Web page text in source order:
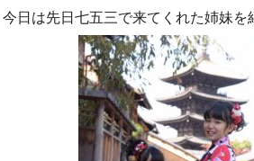
今日は先日七五三で来てくれた姉妹を